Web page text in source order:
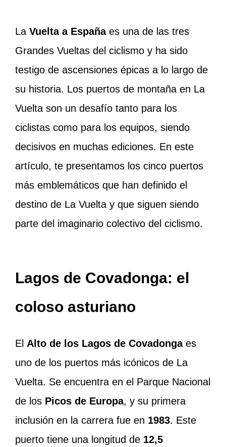
La Vuelta a Españaes una de las tres
Grandes Vueltas del ciclismo y ha sido
testigo de ascensiones épicas a lo largo de
su historia. Los puertos de montaña en La
Vuelta son un desafío tanto para los
ciclistas como para los equipos, siendo
decisivos en muchas ediciones. En este
artículo, te presentamos los cinco puertos
más emblemáticos que han definido el
destino de La Vuelta y que siguen siendo
parte del imaginario colectivo del ciclismo.
Lagos de Covadonga: el
coloso asturiano
El Alto de los Lagos de Covadongaes
uno de los puertos más icónicos de La
Vuelta. Se encuentra en el Parque Nacional
de los Picos de Europa, y su primera
inclusión en la carrera fue en 1983. Este
puerto tiene una longitud de 12,5